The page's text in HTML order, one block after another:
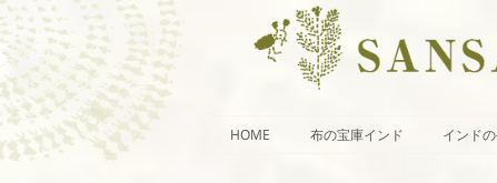
HOME 布の宝庫インド インド